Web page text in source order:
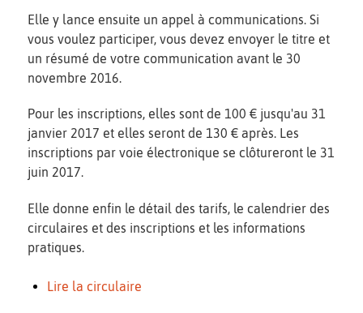
Elle y lance ensuite un appel à communications. Si
vous voulez participer, vous devez envoyer le titre et
un résumé de votre communication avant le 30
novembre 2016.
Pour les inscriptions, elles sont de 100 € jusqu'au 31
janvier 2017 et elles seront de 130 € après. Les
inscriptions par voie électronique se clôtureront le 31
juin 2017.
Elle donne enfin le détail des tarifs, le calendrier des
circulaires et des inscriptions et les informations
pratiques.
Lire la circulaire